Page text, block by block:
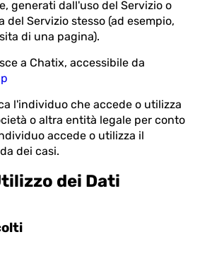
generati dall'uso del Servizio o
Servizio stesso (ad esempio,
di una pagina).
a Chatix, accessibile da
l'individuo che accede o utilizza
o altra entità legale per conto
accede o utilizza il
dei casi.
dei Dati